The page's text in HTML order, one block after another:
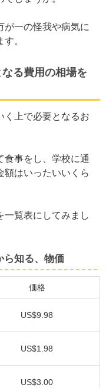
が一の怪我や病気に
。
る費用の相場を
く上で必要となるお
食事をし、学校に通
額はいったいいくら
一覧表にしてみまし
ら知る、物価
価格
US$9.98
US$1.98
US$3.00